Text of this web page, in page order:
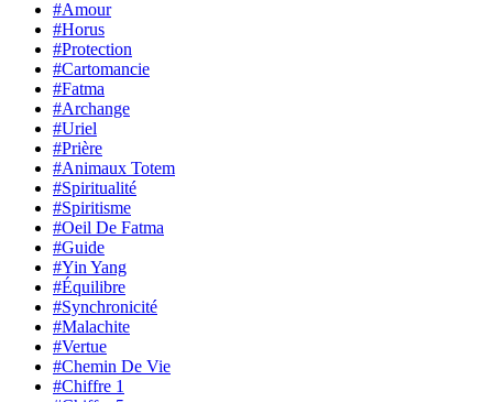
#Amour
#Horus
#Protection
#Cartomancie
#Fatma
#Archange
#Uriel
#Prière
#Animaux Totem
#Spiritualité
#Spiritisme
#Oeil De Fatma
#Guide
#Yin Yang
#Équilibre
#Synchronicité
#Malachite
#Vertue
#Chemin De Vie
#Chiffre 1